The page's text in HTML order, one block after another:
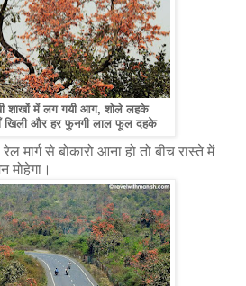
शाखों में लग गयी आग, शोले लहके
खिली और हर फुनगी लाल फूल दहके
मार्ग से बोकारो आना हो तो बीच रास्ते में
मोहेगा।